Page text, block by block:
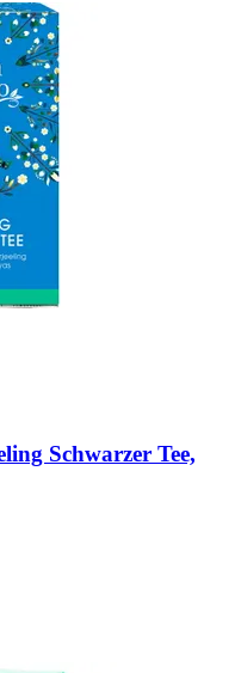
Schwarzer Tee,